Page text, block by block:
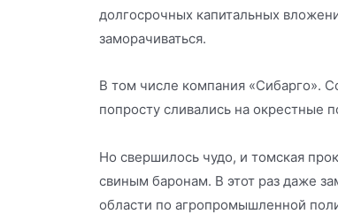
долгосрочных капитальных
заморачиваться.
В том числе компания «Сибарго».
попросту сливались на окрестные
Но свершилось чудо, и томская
свиным баронам. В этот раз даже
области по агропромышленной